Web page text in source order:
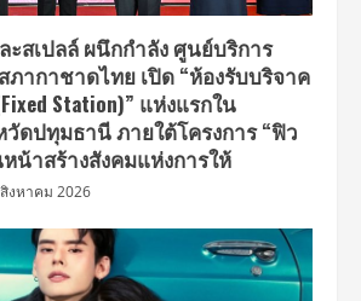
ะสเปลล์ ผนึกกำลัง ศูนย์บริการ
ากาชาดไทย เปิด “ห้องรับบริจาค
Station)” แห่งแรกใน
ดปทุมธานี ภายใต้โครงการ “ฟิว
หน้าสร้างสังคมแห่งการให้
งหาคม 2026